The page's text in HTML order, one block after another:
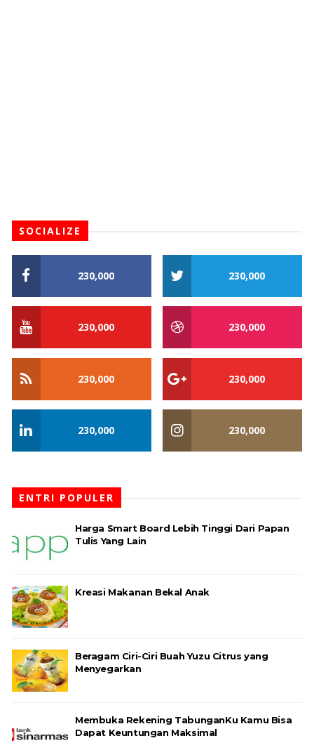
SOCIALIZE
230,000 230,000
230,000 230,000
230,000 230,000
230,000 230,000
ENTRI POPULER
Harga Smart Board Lebih Tinggi Dari Papan
Tulis Yang Lain
Kreasi Makanan Bekal Anak
Beragam Ciri-Ciri Buah Yuzu Citrus yang
Menyegarkan
Membuka Rekening TabunganKu Kamu Bisa
Dapat Keuntungan Maksimal